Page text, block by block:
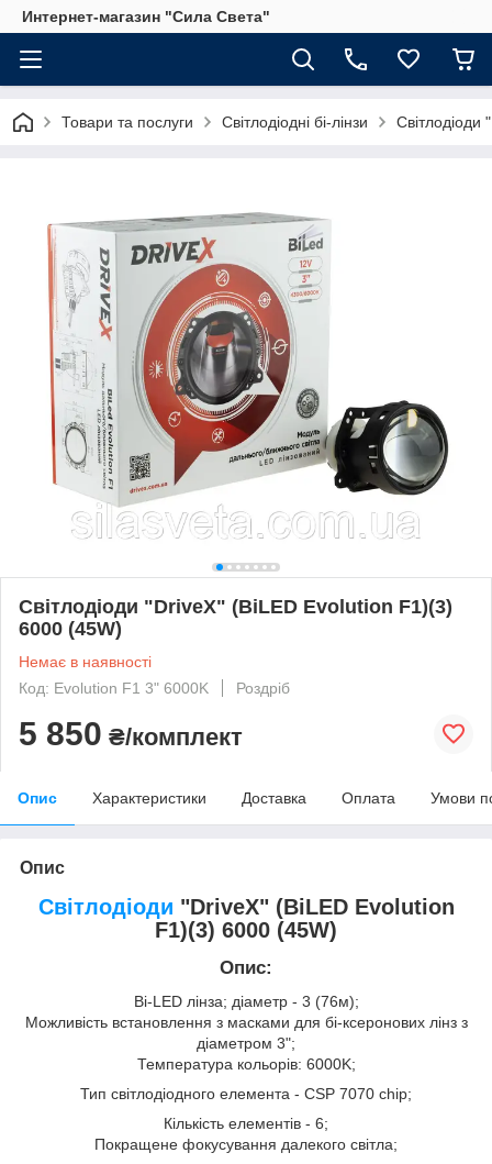
Интернет-магазин "Сила Света"
Товари та послуги Світлодіодні бі-лінзи
Світлодіоди "DriveX" (BiLED Evolution F1)(3)
6000 (45W)
Немає в наявності
Код: Evolution F1 3" 6000K
Роздріб
5 850 ₴/комплект
Опис Характеристики Доставка Оплата Умови
Опис
Світлодіоди "DriveX" (BiLED Evolution
F1)(3) 6000 (45W)
Опис:
Bi-LED лінза; діаметр - 3 (76м);
Можливість встановлення з масками для бі-ксеронових лінз з
діаметром 3";
Температура кольорів: 6000K;
Тип світлодіодного елемента - CSP 7070 chip;
Кількість елементів - 6;
Покращене фокусування далекого світла;